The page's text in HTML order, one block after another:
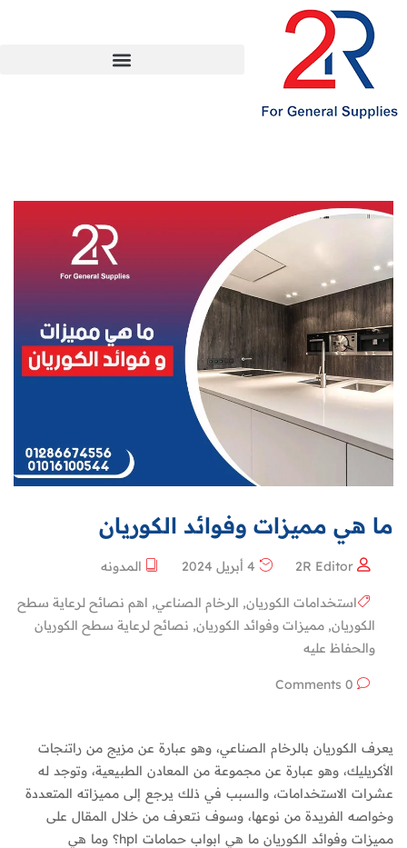
ما هي مميزات وفوائد الكوريان
2R Editor المدونه
استخدامات الكوريان, الرخام الصناعي, اهم نصائح لرعاية سطح
الكوريان, مميزات وفوائد الكوريان, نصائح لرعاية سطح الكوريان
والحفاظ عليه
يعرف الكوريان بالرخام الصناعي، وهو عبارة عن مزيج من راتنجات
الأكريليك، وهو عبارة عن مجموعة من المعادن الطبيعية، وتوجد له
عشرات الاستخدامات، والسبب في ذلك يرجع إلى مميزاته المتعددة
وخواصه الفريدة من نوعها، وسوف نتعرف من خلال المقال على
مميزات وفوائد الكوريان ما هي ابواب حمامات hpl؟ وما هي